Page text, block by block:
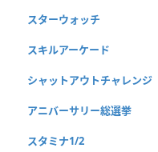
スターウォッチ
スキルアーケード
シャットアウトチャレンジ
アニバーサリー総選挙
スタミナ1/2